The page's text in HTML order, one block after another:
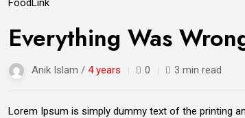
Food Link
Everything Was
Anik Islam / 4 years 0 3 min read
Lorem Ipsum is simply dummy text of the printing